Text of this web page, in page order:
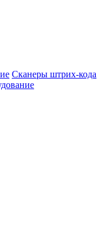
Сканеры штрих-кода